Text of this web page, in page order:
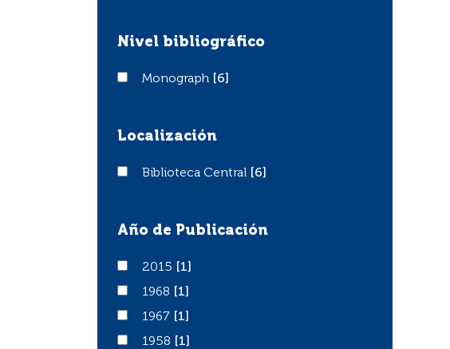
Nivel bibliográfico
Monograph
Monograph [6]
Localización
Biblioteca Central
Biblioteca Central [6]
Año de Publicación
20152015
[1]
19681968
[1]
19671967
[1]
19581958
[1]